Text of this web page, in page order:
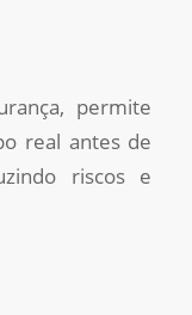
permite
real antes de
riscos e